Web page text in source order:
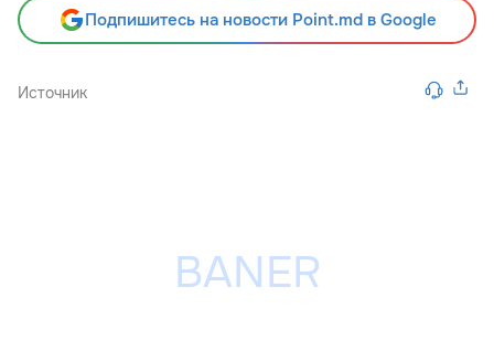
Подпишитесь на новости Point.md в Google
Источник